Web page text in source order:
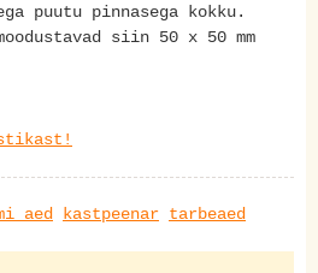
puutu pinnasega kokku.
siin 50 x 50 mm
aed kastpeenar tarbeaed